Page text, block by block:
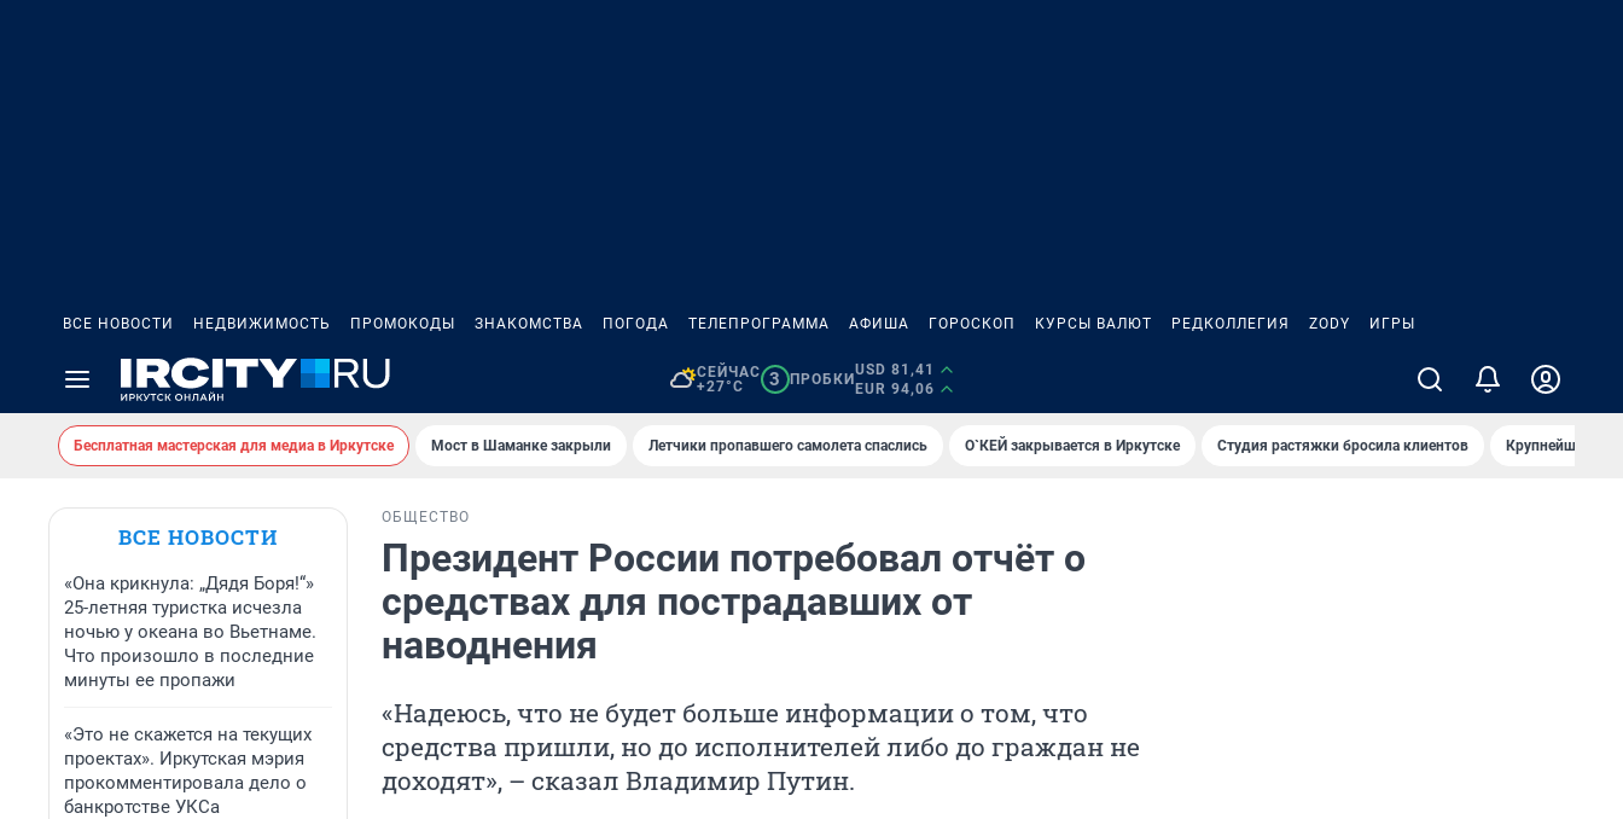
ВСЕ НОВОСТИ НЕДВИЖИМОСТЬ ПРОМОКОДЫ ЗНАКОМСТВА ПОГОДА ТЕЛЕПРОГРАММА АФИША ГОРОСКОП КУРСЫ ВАЛЮТ РЕДКОЛЛЕГИЯ ZODY ИГРЫ
СЕЙЧАС
+27°C
3 ПРОБКИ
USD 81,41
EUR 94,06
Бесплатная мастерская для медиа в Иркутске Мост в Шаманке закрыли Летчики пропавшего самолета спаслись О`КЕЙ закрывается в Иркутске Студия растяжки бросила клиентов Крупнейшие
ВСЕ НОВОСТИ
«Она крикнула: „Дядя Боря!“»
25-летняя туристка исчезла
ночью у океана во Вьетнаме.
Что произошло в последние
минуты ее пропажи
«Это не скажется на текущих
проектах». Иркутская мэрия
прокомментировала дело о
банкротстве УКСа
ОБЩЕСТВО
Президент России потребовал отчёт о
средствах для пострадавших от
наводнения
«Надеюсь, что не будет больше информации о том, что
средства пришли, но до исполнителей либо до граждан не
доходят», – сказал Владимир Путин.